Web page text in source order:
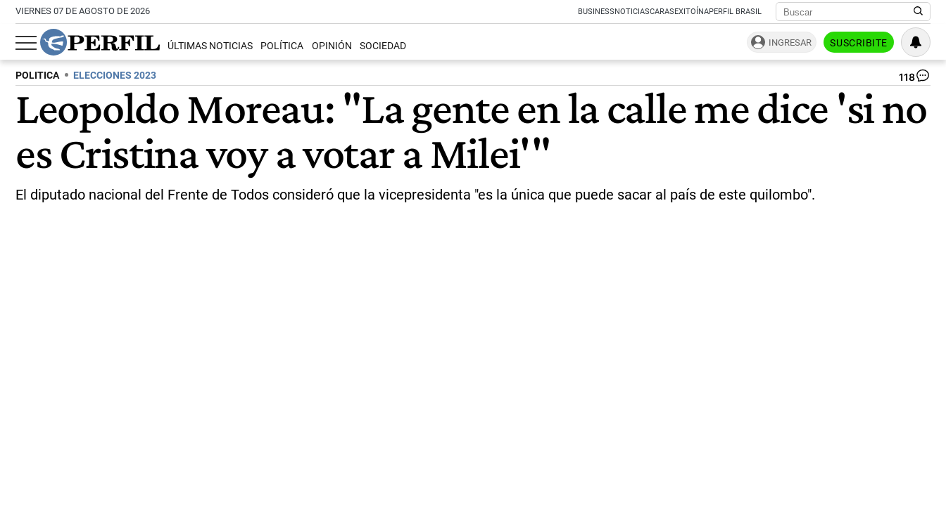
VIERNES 07 DE AGOSTO DE 2026 BUSINESSNOTICIASCARASEXITOÍNAPERFIL BRASIL
ÚLTIMAS NOTICIAS POLÍTICA OPINIÓN SOCIEDAD INGRESAR SUSCRIBITE
POLITICA ELECCIONES 2023 118
Leopoldo Moreau: "La gente en la calle me dice 'si no
es Cristina voy a votar a Milei'"
El diputado nacional del Frente de Todos consideró que la vicepresidenta "es la única que puede sacar al país de este quilombo".